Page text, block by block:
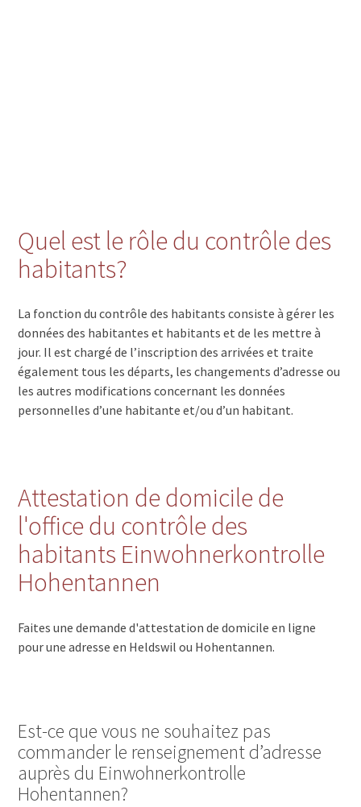
Quel est le rôle du contrôle des
habitants?
La fonction du contrôle des habitants consiste à gérer les
données des habitantes et habitants et de les mettre à
jour. Il est chargé de l’inscription des arrivées et traite
également tous les départs, les changements d’adresse ou
les autres modifications concernant les données
personnelles d’une habitante et/ou d’un habitant.
Attestation de domicile de
l'office du contrôle des
habitants Einwohnerkontrolle
Hohentannen
Faites une demande d'attestation de domicile en ligne
pour une adresse en Heldswil ou Hohentannen.
Est-ce que vous ne souhaitez pas
commander le renseignement d’adresse
auprès du Einwohnerkontrolle
Hohentannen?